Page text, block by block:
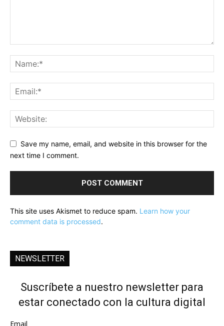
Save my name, email, and website in this browser for the
next time I comment.
This site uses Akismet to reduce spam. Learn how your
comment data is processed.
NEWSLETTER
Suscríbete a nuestro newsletter para
estar conectado con la cultura digital
Email